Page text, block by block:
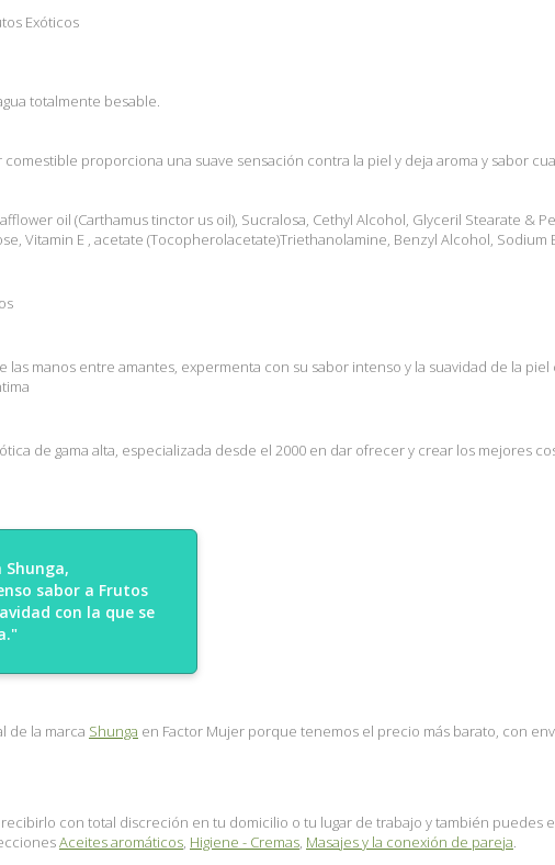
Exóticos
totalmente besable.
comestible proporciona una suave sensación contra la piel y deja aroma y sabor
oil (Carthamus tinctor us oil), Sucralosa, Cethyl Alcohol, Glyceril Stearate &
Vitamin E , acetate (Tocopherolacetate)Triethanolamine, Benzyl Alcohol, Sodium
las manos entre amantes, expermenta con su sabor intenso y la suavidad de la piel
de gama alta, especializada desde el 2000 en dar ofrecer y crear los mejores
sabor a Frutos
con la que se
de la marca Shunga en Factor Mujer porque tenemos el precio más barato, con
con total discreción en tu domicilio o tu lugar de trabajo y también puedes
Aceites aromáticos, Higiene - Cremas, Masajes y la conexión de pareja.